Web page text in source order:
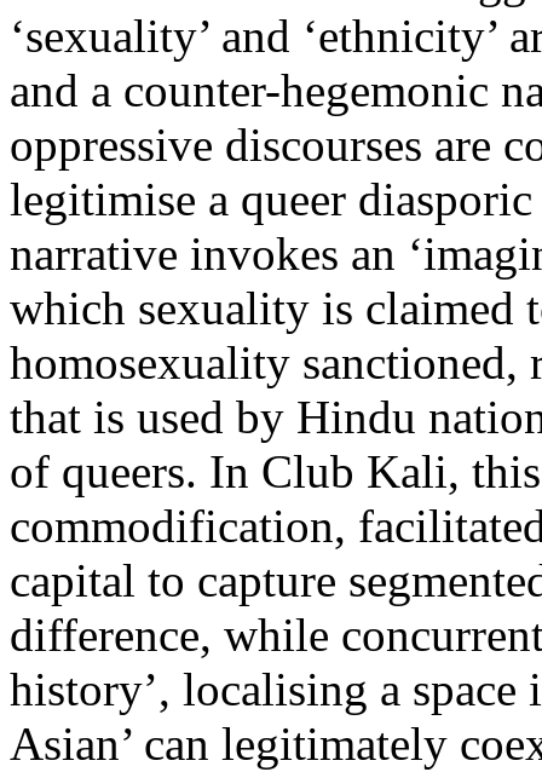
‘sexuality’ and ‘ethnicity’
and a counter-hegemonic
oppressive discourses are
legitimise a queer
narrative invokes an
which sexuality is claimed
homosexuality sanctioned,
that is used by Hindu
of queers. In Club Kali,
commodification,
capital to capture
difference, while
history’, localising a space
Asian’ can legitimately